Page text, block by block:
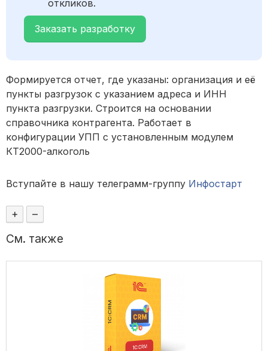
откликов.
Заказать разработку
Формируется отчет, где указаны: организация и её
пункты разгрузок с указанием адреса и ИНН
пункта разгрузки. Строится на основании
справочника контрагента. Работает в
конфигурации УПП с установленным модулем
КТ2000-алкоголь
Вступайте в нашу телеграмм-группу Инфостарт
+ –
См. также